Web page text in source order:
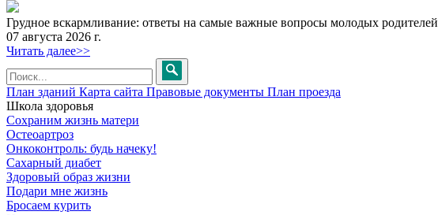
Грудное вскармливание: ответы на самые важные вопросы молодых родителей
07 августа 2026 г.
Читать далее>>
План зданий Карта сайта Правовые документы План проезда
Школа здоровья
Сохраним жизнь матери
Остеоартроз
Онкоконтроль: будь начеку!
Сахарный диабет
Здоровый образ жизни
Подари мне жизнь
Бросаем курить